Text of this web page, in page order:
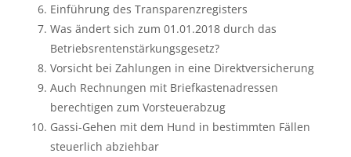
Einführung des Transparenzregisters
Was ändert sich zum 01.01.2018 durch das
Betriebsrentenstärkungsgesetz?
Vorsicht bei Zahlungen in eine Direktversicherung
Auch Rechnungen mit Briefkastenadressen
berechtigen zum Vorsteuerabzug
Gassi-Gehen mit dem Hund in bestimmten Fällen
steuerlich abziehbar